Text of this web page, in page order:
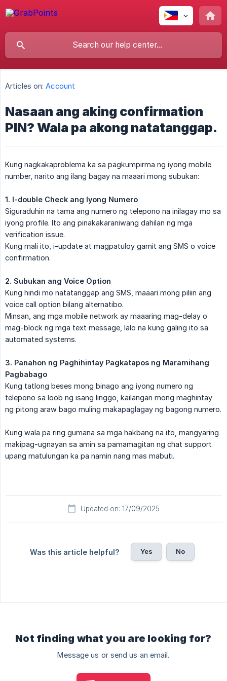
Articles on: Account
Nasaan ang aking confirmation
PIN? Wala pa akong natatanggap.
Kung nagkakaproblema ka sa pagkumpirma ng iyong mobile
number, narito ang ilang bagay na maaari mong subukan:
1. I-double Check ang Iyong Numero
Siguraduhin na tama ang numero ng telepono na inilagay mo sa
iyong profile. Ito ang pinakakaraniwang dahilan ng mga
verification issue.
Kung mali ito, i-update at magpatuloy gamit ang SMS o voice
confirmation.
2. Subukan ang Voice Option
Kung hindi mo natatanggap ang SMS, maaari mong piliin ang
voice call option bilang alternatibo.
Minsan, ang mga mobile network ay maaaring mag-delay o
mag-block ng mga text message, lalo na kung galing ito sa
automated systems.
3. Panahon ng Paghihintay Pagkatapos ng Maramihang
Pagbabago
Kung tatlong beses mong binago ang iyong numero ng
telepono sa loob ng isang linggo, kailangan mong maghintay
ng pitong araw bago muling makapaglagay ng bagong numero.
Kung wala pa ring gumana sa mga hakbang na ito, mangyaring
makipag-ugnayan sa amin sa pamamagitan ng chat support
upang matulungan ka pa namin nang mas mabuti.
Updated on: 17/09/2025
Was this article helpful? Yes No
Not finding what you are looking for?
Message us or send us an email.